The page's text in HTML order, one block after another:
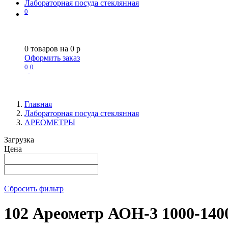
Лабораторная посуда стеклянная
0
0 товаров на 0 p
Оформить заказ
0 0
Главная
Лабораторная посуда стеклянная
АРЕОМЕТРЫ
Загрузка
Цена
Сбросить фильтр
102 Ареометр АОН-3 1000-